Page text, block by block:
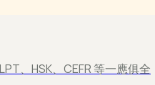
、HSK、CEFR 等一應俱全